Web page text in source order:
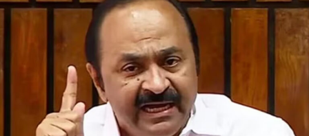
അടുത്ത ജന്മത്തില്‍ അധ:കൃതനായി
ജനിക്കണമെന്നാണ് ആഗ്രഹം; പി.സി.ജോര്‍ജ്
എംഎല്‍എ